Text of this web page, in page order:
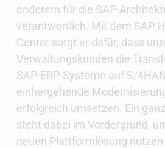
anderem für die SAP-
verantwortlich. Mit dem SAP
Center sorgt er dafür, dass
Verwaltungskunden die
SAP-ERP-Systeme auf S/
einhergehende
erfolgreich umsetzen. Ein
steht dabei im Vordergrund,
neuen Plattformlösung nutzen